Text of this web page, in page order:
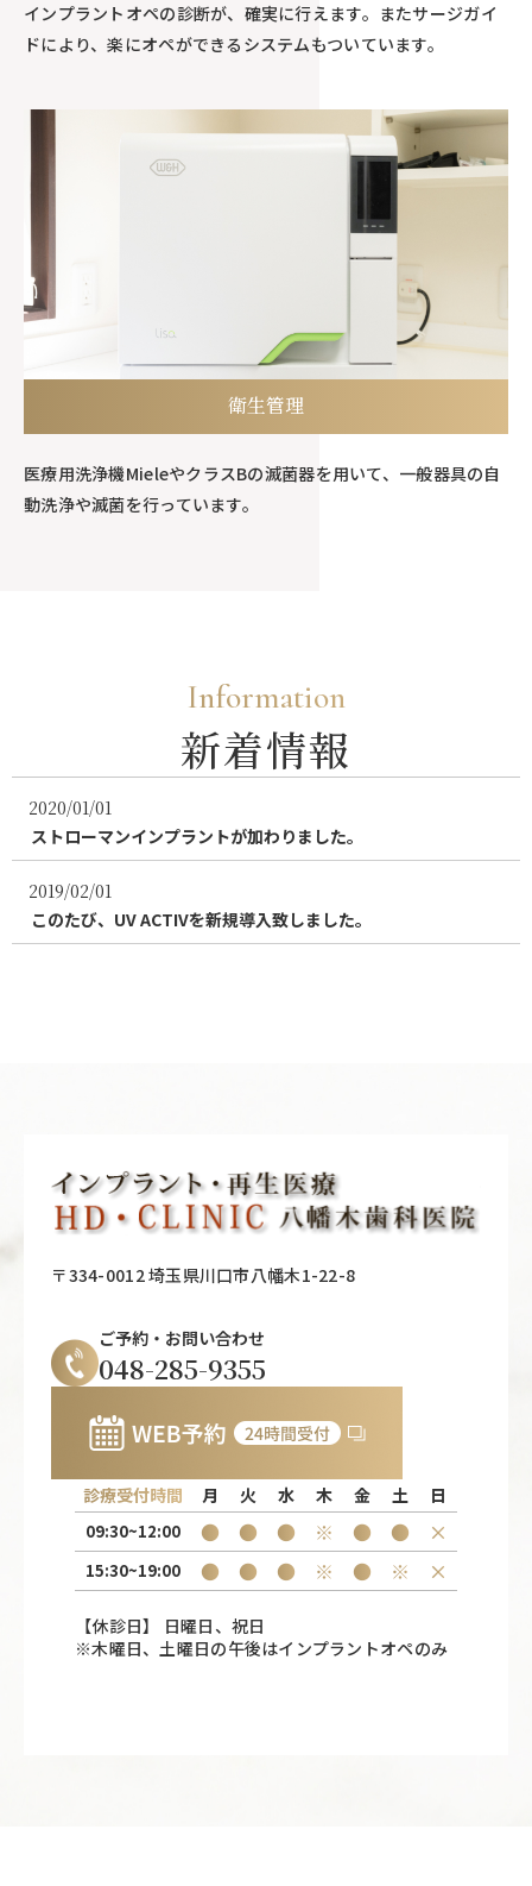
インプラントオペの診断が、確実に行えます。またサージガイ
ドにより、楽にオペができるシステムもついています。
衛生管理
医療用洗浄機MieleやクラスBの滅菌器を用いて、一般器具の自
動洗浄や滅菌を行っています。
Information
新着情報
2020/01/01
ストローマンインプラントが加わりました。
2019/02/01
このたび、UV ACTIVを新規導入致しました。
〒334-0012 埼玉県川口市八幡木1-22-8
ご予約・お問い合わせ
048-285-9355
診療受付時間 月 火 水 木 金 土 日
09:30~12:00 ● ● ● ※ ● ● ×
15:30~19:00 ● ● ● ※ ● ※ ×
【休診日】 日曜日、祝日
※木曜日、土曜日の午後はインプラントオペのみ